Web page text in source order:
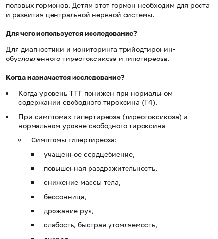
половых гормонов. Детям этот гормон необходим для роста
и развития центральной нервной системы.
Для чего используется исследование?
Для диагностики и мониторинга трийодтиронин-
обусловленного тиреотоксикоза и гипотиреоза.
Когда назначается исследование?
Когда уровень ТТГ понижен при нормальном
содержании свободного тироксина (Т4).
При симптомах гипертиреоза (тиреотоксикоза) и
нормальном уровне свободного тироксина
Симптомы гипертиреоза:
учащенное сердцебиение,
повышенная раздражительность,
снижение массы тела,
бессонница,
дрожание рук,
слабость, быстрая утомляемость,